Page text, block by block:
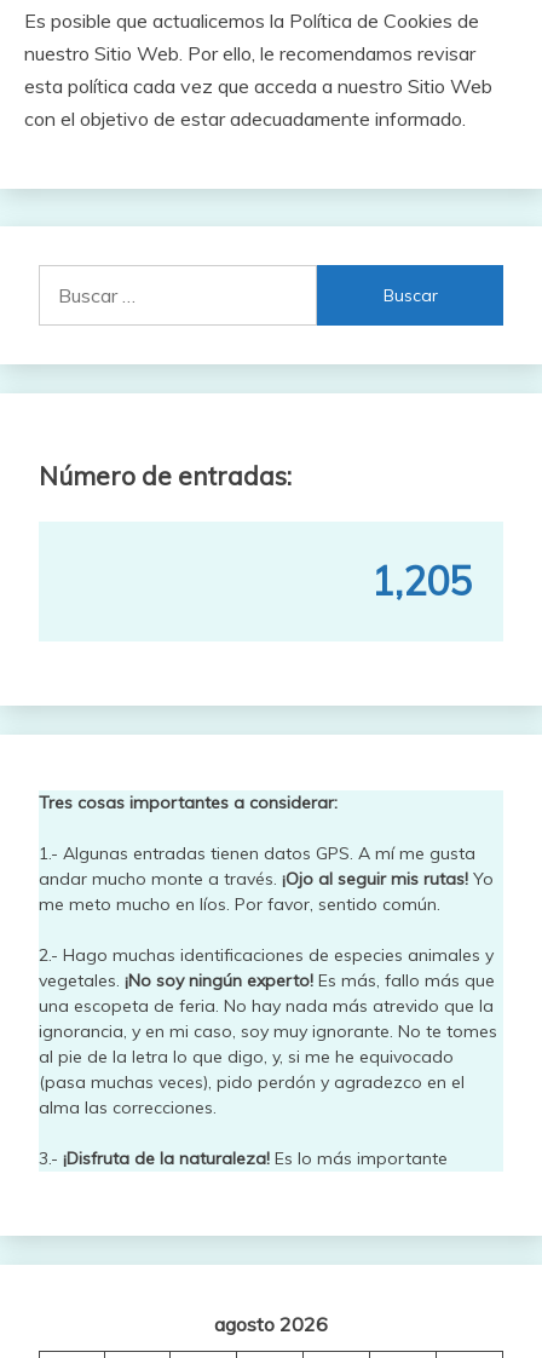
Es posible que actualicemos la Política de Cookies de
nuestro Sitio Web. Por ello, le recomendamos revisar
esta política cada vez que acceda a nuestro Sitio Web
con el objetivo de estar adecuadamente informado.
Número de entradas:
1,205
Tres cosas importantes a considerar:
1.- Algunas entradas tienen datos GPS. A mí me gusta
andar mucho monte a través. ¡Ojo al seguir mis rutas! Yo
me meto mucho en líos. Por favor, sentido común.
2.- Hago muchas identificaciones de especies animales y
vegetales. ¡No soy ningún experto! Es más, fallo más que
una escopeta de feria. No hay nada más atrevido que la
ignorancia, y en mi caso, soy muy ignorante. No te tomes
al pie de la letra lo que digo, y, si me he equivocado
(pasa muchas veces), pido perdón y agradezco en el
alma las correcciones.
3.- ¡Disfruta de la naturaleza! Es lo más importante
agosto 2026